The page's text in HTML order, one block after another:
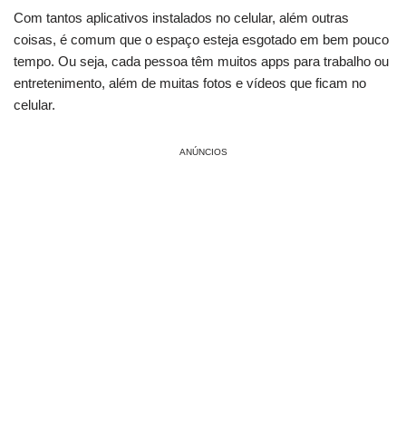
Com tantos aplicativos instalados no celular, além outras
coisas, é comum que o espaço esteja esgotado em bem pouco
tempo. Ou seja, cada pessoa têm muitos apps para trabalho ou
entretenimento, além de muitas fotos e vídeos que ficam no
celular.
ANÚNCIOS